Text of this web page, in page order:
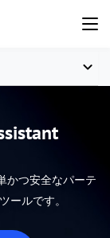
かつ安全なパーテ
ールです。